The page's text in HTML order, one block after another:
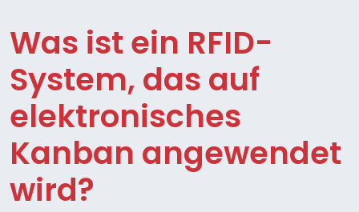
Was ist ein RFID-
System, das auf
elektronisches
Kanban angewendet
wird?